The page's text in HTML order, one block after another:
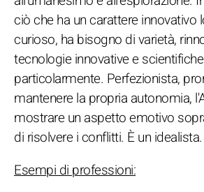
ciò che ha un carattere innovativo
curioso, ha bisogno di varietà,
tecnologie innovative e
particolarmente. Perfezionista,
mantenere la propria autonomia,
mostrare un aspetto emotivo
di risolvere i conflitti. È un idealista.
Esempi di professioni: